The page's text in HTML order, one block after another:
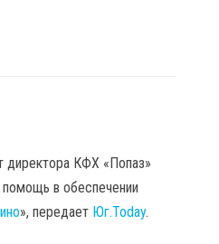
директора КФХ «Попаз»
в обеспечении
», передает Юг.Today.